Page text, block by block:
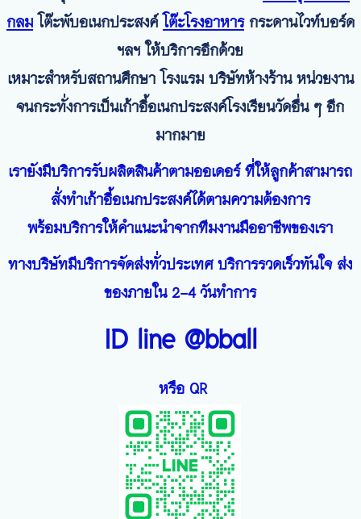
กลมโต๊ะพับอเนกประสงค์โต๊ะโรงอาหารกระดานไวท์บอร์ด
ฯลฯ ให้บริการอีกด้วย
เหมาะสำหรับสถานศึกษา โรงแรม บริษัทห้างร้าน หน่วยงาน
จนกระทั่งการเป็นเก้าอี้อเนกประสงค์โรงเรียนวัดอื่น ๆ อีก
มากมาย
เรายังมีบริการรับผลิตสินค้าตามออเดอร์ ที่ให้ลูกค้าสามารถ
สั่งทำเก้าอี้อเนกประสงค์ได้ตามความต้องการ
พร้อมบริการให้คำแนะนำจากทีมงานมืออาชีพของเรา
ทางบริษัทมีบริการจัดส่งทั่วประเทศ บริการรวดเร็วทันใจ ส่ง
ของภายใน 2-4 วันทำการ
ID line @bball
หรือ QR